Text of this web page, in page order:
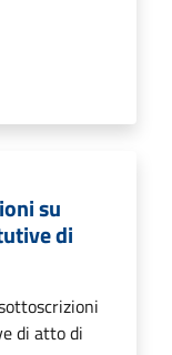
su
di
di atto di